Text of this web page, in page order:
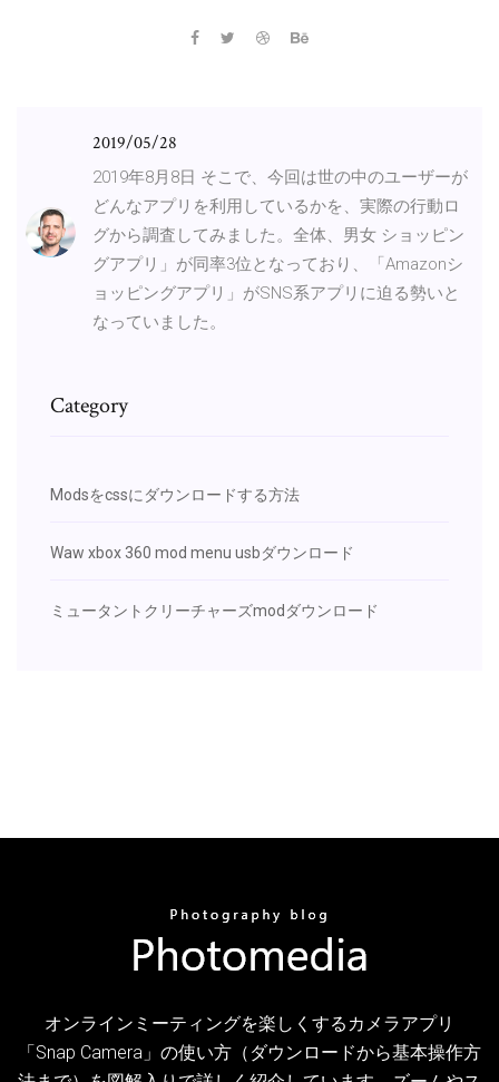
2019/05/28
2019年8月8日 そこで、今回は世の中のユーザーが
どんなアプリを利用しているかを、実際の行動ロ
グから調査してみました。全体、男女 ショッピン
グアプリ」が同率3位となっており、「Amazonシ
ョッピングアプリ」がSNS系アプリに迫る勢いと
なっていました。
Category
Modsをcssにダウンロードする方法
Waw xbox 360 mod menu usbダウンロード
ミュータントクリーチャーズmodダウンロード
オンラインミーティングを楽しくするカメラアプリ
「Snap Camera」の使い方（ダウンロードから基本操作方